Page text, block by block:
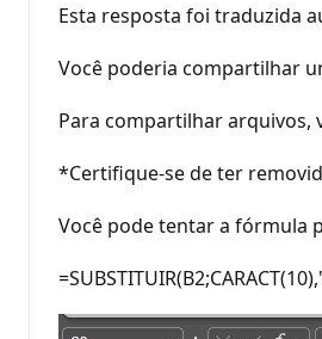
Esta resposta foi traduzida
Você poderia compartilhar
Para compartilhar arquivos,
*Certifique-se de ter
Você pode tentar a fórmula